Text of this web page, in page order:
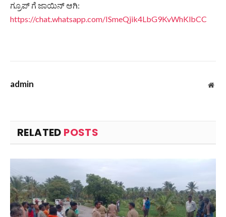
ಗ್ರೂಪ್ ಗೆ ಜಾಯಿನ್ ಆಗಿ:
https://chat.whatsapp.com/ISmeQjik4LbG9KvWhKlbCC
admin
RELATED POSTS